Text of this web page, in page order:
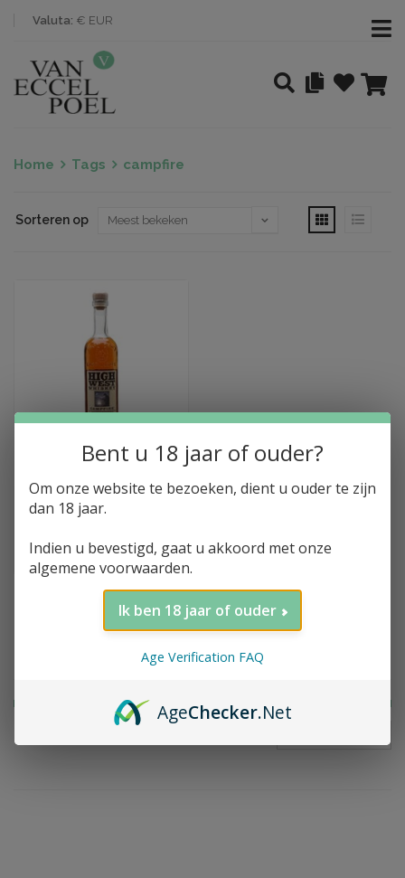
Valuta: € EUR
Home Tags campfire
Sorteren op
High West, Campfire,
Blend Whiskey, Utah,
€98,54
Bent u 18 jaar of ouder?
Om onze website te bezoeken, dient u ouder te zijn
dan 18 jaar.
Indien u bevestigd, gaat u akkoord met onze
algemene voorwaarden.
Ik ben 18 jaar of ouder
Age Verification FAQ
AgeChecker.Net